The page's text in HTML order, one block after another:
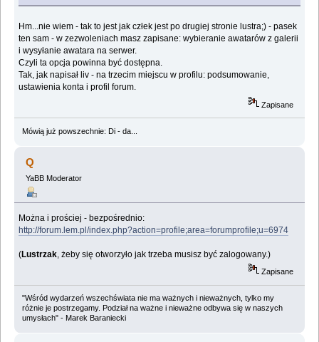
Hm...nie wiem - tak to jest jak człek jest po drugiej stronie lustra;) - pasek
ten sam - w zezwoleniach masz zapisane: wybieranie awatarów z galerii
i wysyłanie awatara na serwer.
Czyli ta opcja powinna być dostępna.
Tak, jak napisał liv - na trzecim miejscu w profilu: podsumowanie,
ustawienia konta i profil forum.
Zapisane
Mówią już powszechnie: Di - da...
Q
YaBB Moderator
Można i prościej - bezpośrednio:
http://forum.lem.pl/index.php?action=profile;area=forumprofile;u=6974
(Lustrzak , żeby się otworzyło jak trzeba musisz być zalogowany.)
Zapisane
"Wśród wydarzeń wszechświata nie ma ważnych i nieważnych, tylko my
różnie je postrzegamy. Podział na ważne i nieważne odbywa się w naszych
umysłach" - Marek Baraniecki